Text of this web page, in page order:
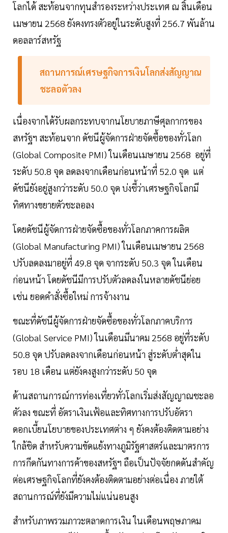
โลกได้ สะท้อนจากทุนสำรองระหว่างประเทศ ณ สิ้นเดือน
เมษายน 2568 ยังคงทรงตัวอยู่ในระดับสูงที่ 256.7 พันล้าน
ดอลลาร์สหรัฐ
สถานการณ์เศรษฐกิจการเงินโลกส่งสัญญาณ
ชะลอตัวลง
เนื่องจากได้รับผลกระทบจากนโยบายภาษีศุลกากรของ
สหรัฐฯ สะท้อนจาก ดัชนีผู้จัดการฝ่ายจัดซื้อของทั่วโลก
(Global Composite PMI) ในเดือนเมษายน 2568 อยู่ที่
ระดับ 50.8 จุด ลดลงจากเดือนก่อนหน้าที่ 52.0 จุด แต่
ดัชนียังอยู่สูงกว่าระดับ 50.0 จุด บ่งชี้ว่าเศรษฐกิจโลกมี
ทิศทางขยายตัวชะลอลง
โดยดัชนีผู้จัดการฝ่ายจัดซื้อของทั่วโลกภาคการผลิต
(Global Manufacturing PMI) ในเดือนเมษายน 2568
ปรับลดลงมาอยู่ที่ 49.8 จุด จากระดับ 50.3 จุด ในเดือน
ก่อนหน้า โดยดัชนีมีการปรับตัวลดลงในหลายดัชนีย่อย
เช่น ยอดคำสั่งซื้อใหม่ การจ้างงาน
ขณะที่ดัชนีผู้จัดการฝ่ายจัดซื้อของทั่วโลกภาคบริการ
(Global Service PMI) ในเดือนมีนาคม 2568 อยู่ที่ระดับ
50.8 จุด ปรับลดลงจากเดือนก่อนหน้า สู่ระดับต่ำสุดใน
รอบ 18 เดือน แต่ยังคงสูงกว่าระดับ 50 จุด
ด้านสถานการณ์การท่องเที่ยวทั่วโลกเริ่มส่งสัญญาณชะลอ
ตัวลง ขณะที่ อัตราเงินเฟ้อและทิศทางการปรับอัตรา
ดอกเบี้ยนโยบายของประเทศต่าง ๆ ยังคงต้องติดตามอย่าง
ใกล้ชิด สำหรับความขัดแย้งทางภูมิรัฐศาสตร์และมาตรการ
การกีดกันทางการค้าของสหรัฐฯ ถือเป็นปัจจัยกดดันสำคัญ
ต่อเศรษฐกิจโลกที่ยังคงต้องติดตามอย่างต่อเนื่อง ภายใต้
สถานการณ์ที่ยังมีความไม่แน่นอนสูง
สำหรับภาพรวมภาวะตลาดการเงิน ในเดือนพฤษภาคม